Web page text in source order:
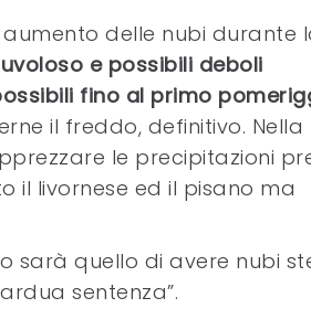
delle nubi durante
e possibili deboli
fino al primo
il freddo, definitivo. Nella
le precipitazioni
il livornese ed il pisano ma
sarà quello di avere nubi
sentenza”.